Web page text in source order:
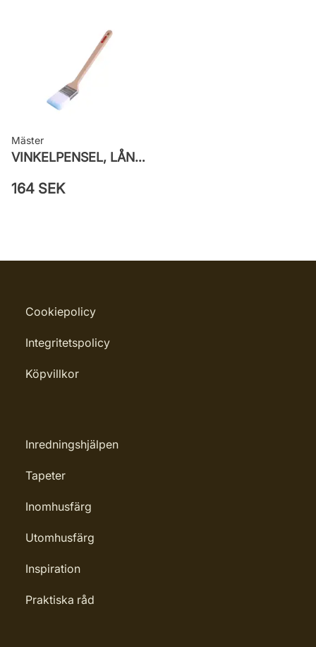
Mäster
VINKELPENSEL, LÅNG, SUPERIOR PRO ICE BLUE
164 SEK
Cookiepolicy
Integritetspolicy
Köpvillkor
Inredningshjälpen
Tapeter
Inomhusfärg
Utomhusfärg
Inspiration
Praktiska råd